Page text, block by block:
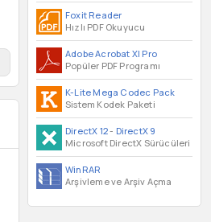
Foxit Reader
Hızlı PDF Okuyucu
Adobe Acrobat XI Pro
Popüler PDF Programı
K-Lite Mega Codec Pack
Sistem Kodek Paketi
DirectX 12- DirectX 9
Microsoft DirectX Sürücüleri
WinRAR
Arşivleme ve Arşiv Açma